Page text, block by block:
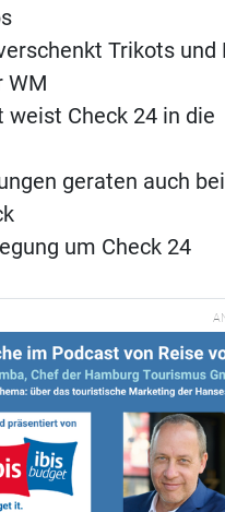
Trikots und
WM
Check 24 in die
geraten auch
um Check 24